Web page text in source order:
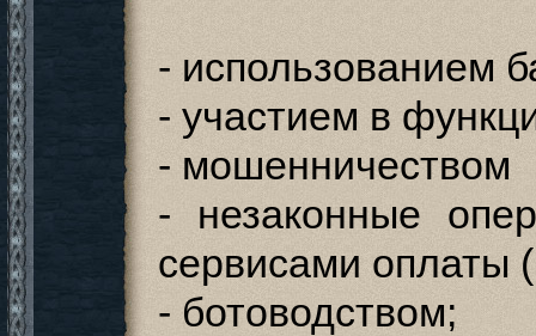
- использованием
- участием в
- мошенничеством
- незаконные
сервисами
- ботоводством;